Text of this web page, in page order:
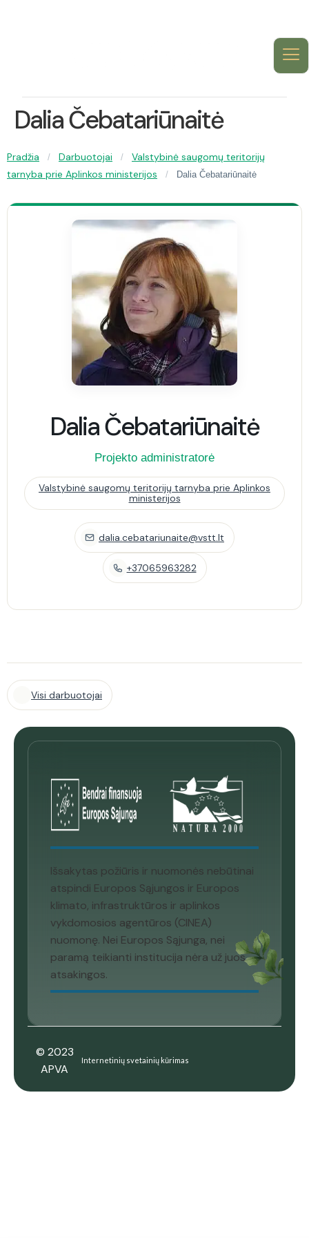
Dalia Čebatariūnaitė
Pradžia / Darbuotojai /
Valstybinė saugomų teritorijų
tarnyba prie Aplinkos ministerijos
/ Dalia Čebatariūnaitė
Dalia Čebatariūnaitė
Projekto administratorė
Valstybinė saugomų teritorijų tarnyba prie Aplinkos
ministerijos
dalia.cebatariunaite@vstt.lt
+37065963282
Visi darbuotojai
Išsakytas požiūris ir nuomonės nebūtinai
atspindi Europos Sąjungos ir Europos
klimato, infrastruktūros ir aplinkos
vykdomosios agentūros (CINEA)
nuomonę. Nei Europos Sąjunga, nei
paramą teikianti institucija nėra už juos
atsakingos.
© 2023
APVA
Internetinių svetainių kūrimas